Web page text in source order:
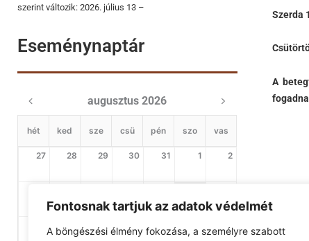
Fontosnak tartjuk az adatok védelmét
A böngészési élmény fokozása, a személyre szabott
szerint változik: 2026. július 13 –
Eseménynaptár
augusztus 2026
hét ked sze csü pén szo vas
27 28 29 30 31 1 2
12 13 16
Szerda
A